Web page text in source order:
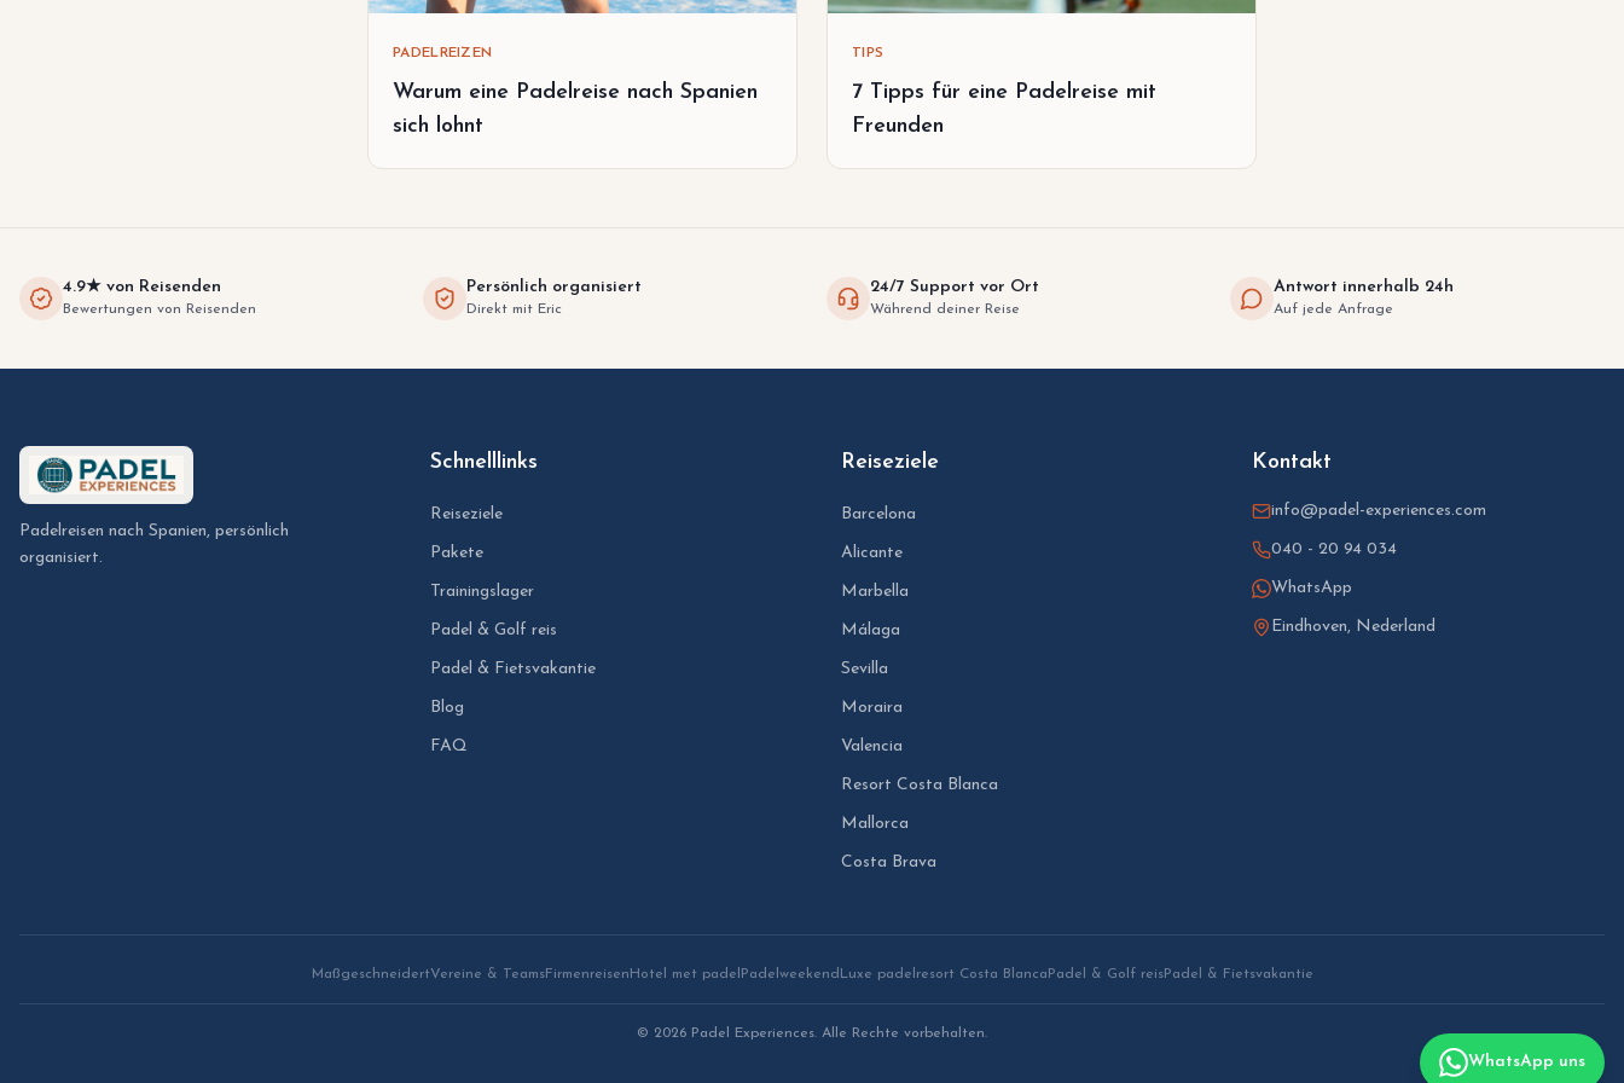
PADELREIZEN
Warum eine Padelreise nach Spanien
sich lohnt
TIPS
7 Tipps für eine Padelreise mit
Freunden
4.9★ von Reisenden
Bewertungen von Reisenden
Persönlich organisiert
Direkt mit Eric
24/7 Support vor Ort
Während deiner Reise
Antwort innerhalb 24h
Auf jede Anfrage
Padelreisen nach Spanien, persönlich
organisiert.
Schnelllinks
Reiseziele
Pakete
Trainingslager
Padel & Golf reis
Padel & Fietsvakantie
Blog
FAQ
Reiseziele
Barcelona
Alicante
Marbella
Málaga
Sevilla
Moraira
Valencia
Resort Costa Blanca
Mallorca
Costa Brava
Kontakt
info@padel-experiences.com
040 - 20 94 034
WhatsApp
Eindhoven, Nederland
MaßgeschneidertVereine & TeamsFirmenreisen Hotel met padel Padelweekend Luxe padelresort Costa Blanca Padel & Golf reisPadel & Fietsvakantie
© 2026 Padel Experiences. Alle Rechte vorbehalten.
WhatsApp uns